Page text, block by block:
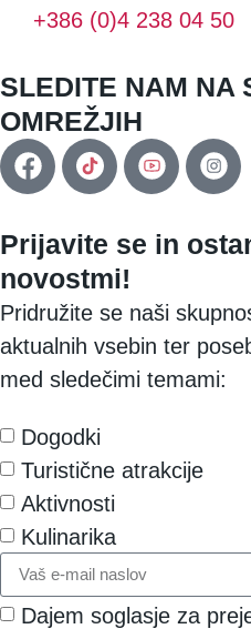
+386 (0)4 238 04 50
SLEDITE NAM NA
OMREŽJIH
Prijavite se in
novostmi!
Pridružite se naši
aktualnih vsebin ter
med sledečimi temami:
Dogodki
Turistične atrakcije
Aktivnosti
Kulinarika
Dajem soglasje za